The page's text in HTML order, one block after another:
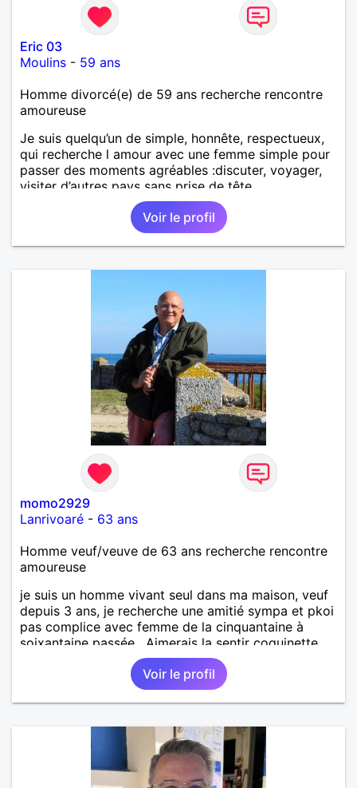
Eric 03
Moulins - 59 ans
Homme divorcé(e) de 59 ans recherche rencontre
amoureuse
Je suis quelqu’un de simple, honnête, respectueux,
qui recherche l amour avec une femme simple pour
passer des moments agréables :discuter, voyager,
visiter d’autres pays sans prise de tête.
Voir le profil
momo2929
Lanrivoaré - 63 ans
Homme veuf/veuve de 63 ans recherche rencontre
amoureuse
je suis un homme vivant seul dans ma maison, veuf
depuis 3 ans, je recherche une amitié sympa et pkoi
pas complice avec femme de la cinquantaine à
soixantaine passée . Aimerais la sentir coquinette,
pour se faire des bisous et qui sait se découvrir
Voir le profil